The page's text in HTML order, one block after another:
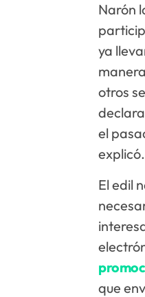
Narón
ya
otros
el
explicó.
El edil
que